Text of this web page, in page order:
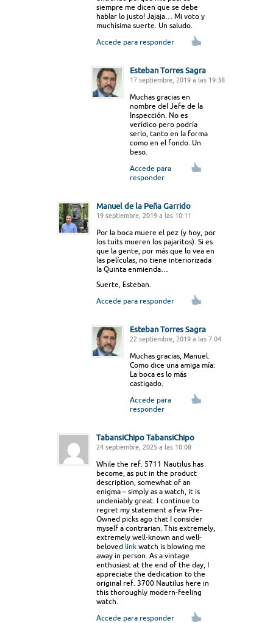
siempre me dicen que se debe
hablar lo justo! Jajaja… Mi voto y
muchísima suerte. Un saludo.
Accede para responder
Esteban Torres Sagra
17 septiembre, 2019 a las 19:38
Muchas gracias en
nombre del Jefe de la
Inspección. No es
verídico pero podría
serlo, tanto en la forma
como en el fondo. Un
beso.
Accede para
responder
Manuel de la Peña Garrido
19 septiembre, 2019 a las 10:11
Por la boca muere el pez (y hoy, por
los tuits mueren los pajaritos). Si es
que la gente, por más que lo vea en
las películas, no tiene interiorizada
la Quinta enmienda…
Suerte, Esteban.
Accede para responder
Esteban Torres Sagra
22 septiembre, 2019 a las 7:04
Muchas gracias, Manuel.
Como dice una amiga mía:
La boca es lo más
castigado.
Accede para
responder
TabansiChipo TabansiChipo
24 septiembre, 2025 a las 10:08
While the ref. 5711 Nautilus has
become, as put in the product
description, somewhat of an
enigma – simply as a watch, it is
undeniably great. I continue to
regret my statement a few Pre-
Owned picks ago that I consider
myself a contrarian. This extremely,
extremely well-known and well-
beloved link watch is blowing me
away in person. As a vintage
enthusiast at the end of the day, I
appreciate the dedication to the
original ref. 3700 Nautilus here in
this thoroughly modern-feeling
watch.
Accede para responder